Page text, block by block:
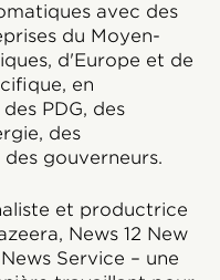
avec des
du Moyen-
d'Europe et de
en
PDG, des
des
gouverneurs.
et productrice
News 12 New
Service – une